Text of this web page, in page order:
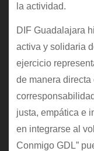
la actividad.
DIF Guadalajara
activa y solidaria
ejercicio
de manera
justa, empática e
en integrarse al
Conmigo GDL”